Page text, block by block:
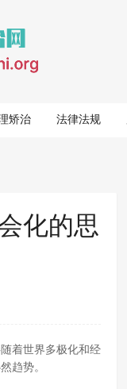
矫治 法律法规
化的思
着世界多极化和经
趋势。